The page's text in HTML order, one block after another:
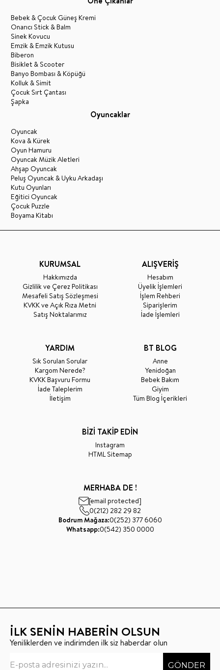
Bebek & Çocuk Güneş Kremi
Onarıcı Stick & Balm
Sinek Kovucu
Emzik & Emzik Kutusu
Biberon
Bisiklet & Scooter
Banyo Bombası & Köpüğü
Kolluk & Simit
Çocuk Sırt Çantası
Şapka
Oyuncaklar
Oyuncak
Kova & Kürek
Oyun Hamuru
Oyuncak Müzik Aletleri
Ahşap Oyuncak
Peluş Oyuncak & Uyku Arkadaşı
Kutu Oyunları
Eğitici Oyuncak
Çocuk Puzzle
Boyama Kitabı
KURUMSAL
Hakkımızda
Gizlilik ve Çerez Politikası
Mesafeli Satış Sözleşmesi
KVKK ve Açık Rıza Metni
Satış Noktalarımız
ALIŞVERİŞ
Hesabım
Üyelik İşlemleri
İşlem Rehberi
Siparişlerim
İade İşlemleri
YARDIM
Sık Sorulan Sorular
Kargom Nerede?
KVKK Başvuru Formu
İade Taleplerim
İletişim
BT BLOG
Anne
Yenidoğan
Bebek Bakım
Giyim
Tüm Blog İçerikleri
BİZİ TAKİP EDİN
Instagram
HTML Sitemap
MERHABA DE !
[email protected]
0(212) 282 29 82
Bodrum Mağaza:0(252) 377 6060
Whatsapp:0(542) 350 0000
İLK SENİN HABERİN OLSUN
Yeniliklerden ve indirimden ilk siz haberdar olun
GÖNDER